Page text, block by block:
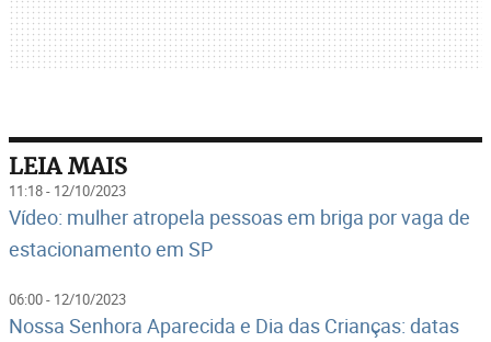
LEIA MAIS
11:18 - 12/10/2023
Vídeo: mulher atropela pessoas em briga por vaga de
estacionamento em SP
06:00 - 12/10/2023
Nossa Senhora Aparecida e Dia das Crianças: datas